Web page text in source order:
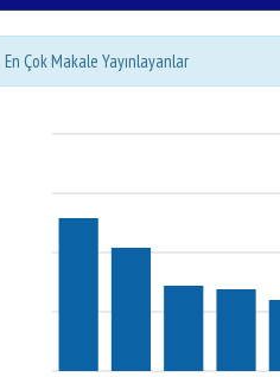
En Çok Makale Yayınlayanlar